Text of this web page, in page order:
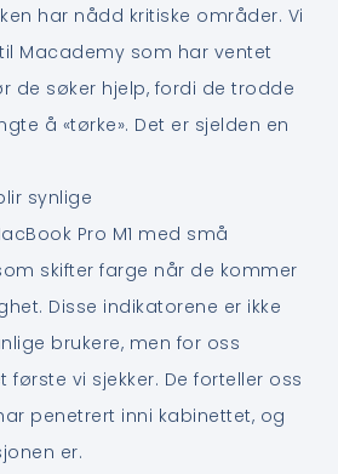
har nådd kritiske områder. Vi
Macademy som har ventet
de søker hjelp, fordi de trodde
å «tørke». Det er sjelden en
synlige
Pro M1 med små
skifter farge når de kommer
Disse indikatorene er ikke
brukere, men for oss
første vi sjekker. De forteller oss
penetrert inni kabinettet, og
er.